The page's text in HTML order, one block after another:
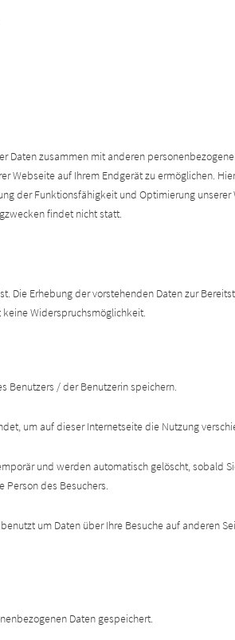
Daten zusammen mit anderen
Webseite auf Ihrem Endgerät zu ermöglichen.
der Funktionsfähigkeit und Optimierung
findet nicht statt.
Die Erhebung der vorstehenden Daten zur
Widerspruchsmöglichkeit.
Benutzers / der Benutzerin speichern.
um auf dieser Internetseite die Nutzung
und werden automatisch gelöscht, sobald
Person des Besuchers.
um Daten über Ihre Besuche auf anderen
Daten gespeichert.